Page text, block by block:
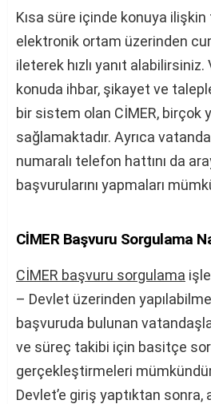
Kısa süre içinde konuya
elektronik ortam üzerinden
ileterek hızlı yanıt
konuda ihbar, şikayet ve
bir sistem olan CİMER, birçok
sağlamaktadır. Ayrıca
numaralı telefon hattını da
başvurularını yapmaları
CİMER Başvuru Sorgulama
CİMER başvuru sorgulama
– Devlet üzerinden
başvuruda bulunan
ve süreç takibi için basitçe
gerçekleştirmeleri
Devlet’e giriş yaptıktan sonra,